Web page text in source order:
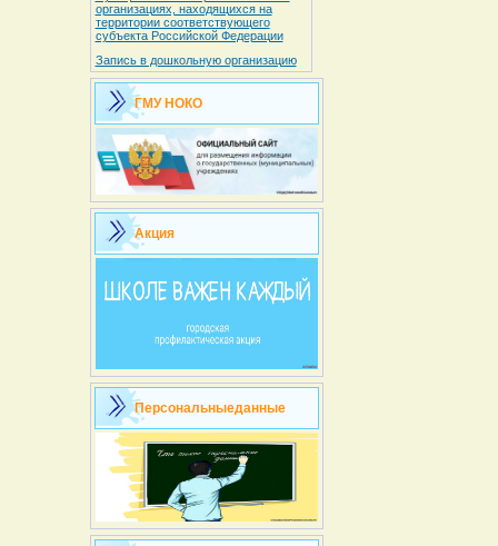
организациях, находящихся на
территории соответствующего
субъекта Российской Федерации
Запись в дошкольную организацию
ГМУ НОКО
Акция
Персональныеданные